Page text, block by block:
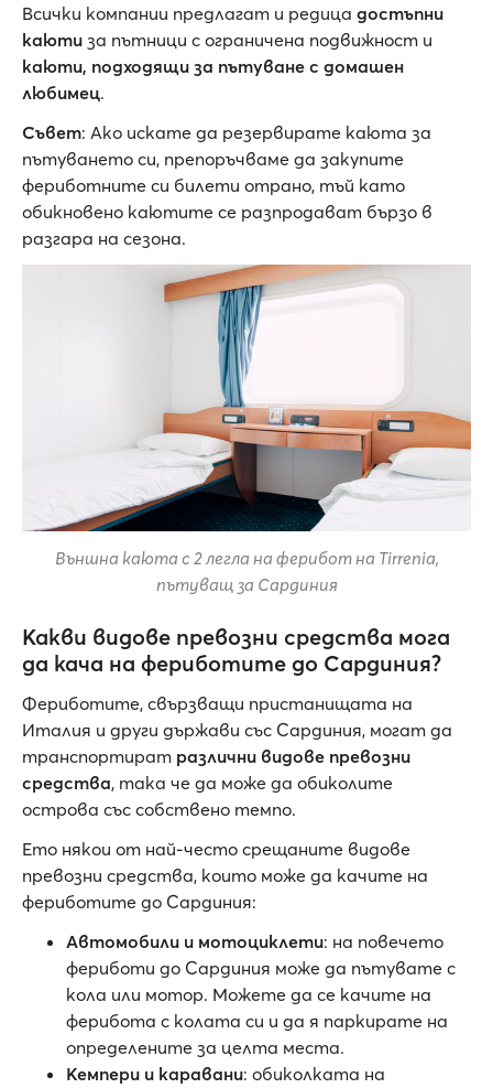
Всички компании предлагат и редица достъпни
каюти за пътници с ограничена подвижност и
каюти, подходящи за пътуване с домашен
любимец.
Съвет: Ако искате да резервирате каюта за
пътуването си, препоръчваме да закупите
фериботните си билети отрано, тъй като
обикновено каютите се разпродават бързо в
разгара на сезона.
Външна каюта с 2 легла на ферибот на Tirrenia,
пътуващ за Сардиния
Какви видове превозни средства мога
да кача на фериботите до Сардиния?
Фериботите, свързващи пристанищата на
Италия и други държави със Сардиния, могат да
транспортират различни видове превозни
средства, така че да може да обиколите
острова със собствено темпо.
Ето някои от най-често срещаните видове
превозни средства, които може да качите на
фериботите до Сардиния:
Автомобили и мотоциклети: на повечето
фериботи до Сардиния може да пътувате с
кола или мотор. Можете да се качите на
ферибота с колата си и да я паркирате на
определените за целта места.
Кемпери и каравани: обиколката на